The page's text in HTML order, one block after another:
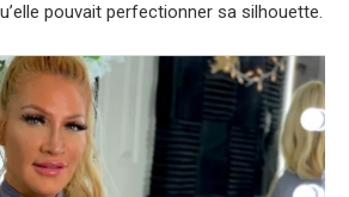
pouvait perfectionner sa silhouette.